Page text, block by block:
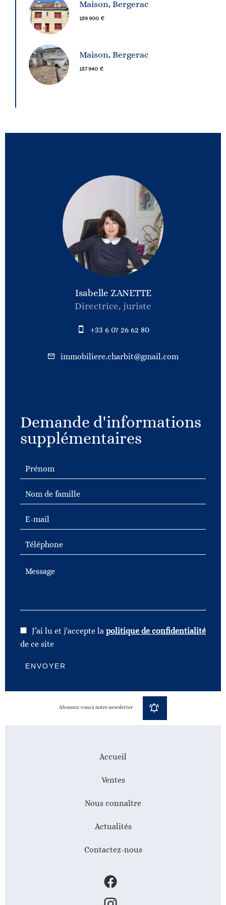
Maison, Bergerac
159 900 €
Maison, Bergerac
157 940 €
Isabelle ZANETTE
Directrice, juriste
+33 6 07 26 62 80
immobiliere.charbit@gmail.com
Demande d'informations
supplémentaires
J’ai lu et j'accepte la politique de confidentialité
de ce site
ENVOYER
Abonnez vous à notre newsletter
Accueil
Ventes
Nous connaître
Actualités
Contactez-nous